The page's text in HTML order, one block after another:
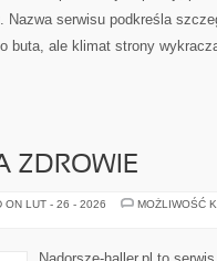
serwisu podkreśla
buta, ale klimat strony
ZDROWIE
ON LUT - 26 - 2026
MOŻLIWOŚĆ